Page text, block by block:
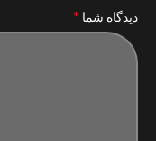
دیدگاه شما *